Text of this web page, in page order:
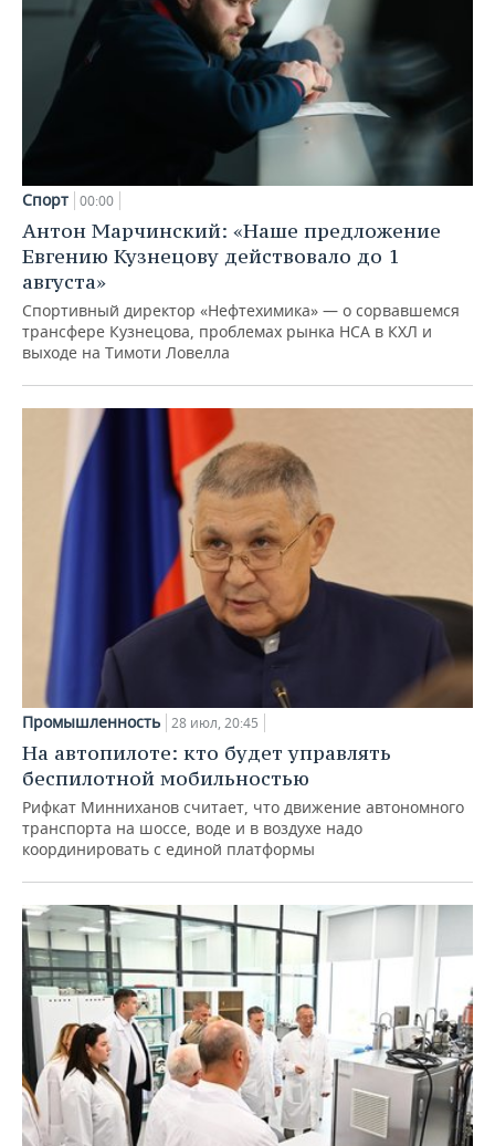
Спорт 00:00
Антон Марчинский: «Наше предложение
Евгению Кузнецову действовало до 1
августа»
Спортивный директор «Нефтехимика» — о сорвавшемся
трансфере Кузнецова, проблемах рынка НСА в КХЛ и
выходе на Тимоти Ловелла
Промышленность 28 июл, 20:45
На автопилоте: кто будет управлять
беспилотной мобильностью
Рифкат Минниханов считает, что движение автономного
транспорта на шоссе, воде и в воздухе надо
координировать с единой платформы